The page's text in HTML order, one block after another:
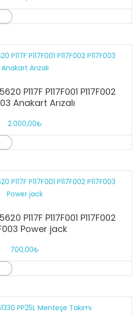
P117F P117F001 P117F002
Anakart Arızalı
2.000,00₺
P117F P117F001 P117F002
Power jack
700,00₺